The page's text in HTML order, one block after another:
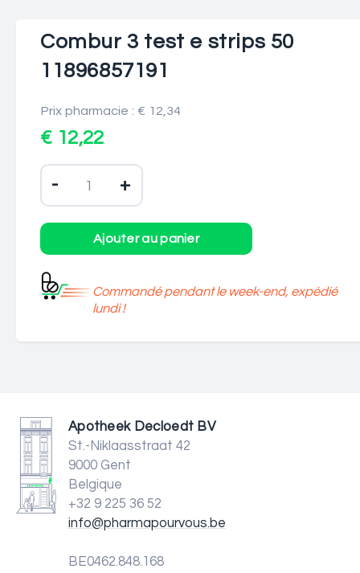
Combur 3 test e strips 50
11896857191
Prix pharmacie : € 12,34
€ 12,22
- +
Commandé pendant le week-end, expédié
lundi !
Apotheek Decloedt BV
St.-Niklaasstraat 42
9000 Gent
Belgique
+32 9 225 36 52
info@pharmapourvous.be
BE0462.848.168